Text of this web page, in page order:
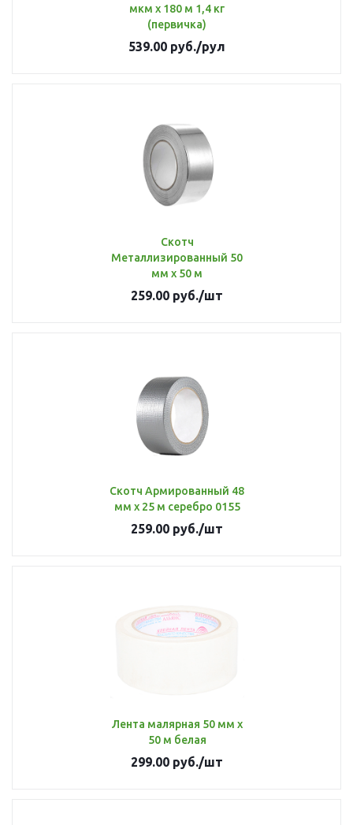
мкм х 180 м 1,4 кг
(первичка)
539.00 руб./рул
Скотч
Металлизированный 50
мм х 50 м
259.00 руб./шт
Скотч Армированный 48
мм х 25 м серебро 0155
259.00 руб./шт
Лента малярная 50 мм х
50 м белая
299.00 руб./шт